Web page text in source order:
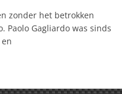
zonder het betrokken
Paolo Gagliardo was sinds